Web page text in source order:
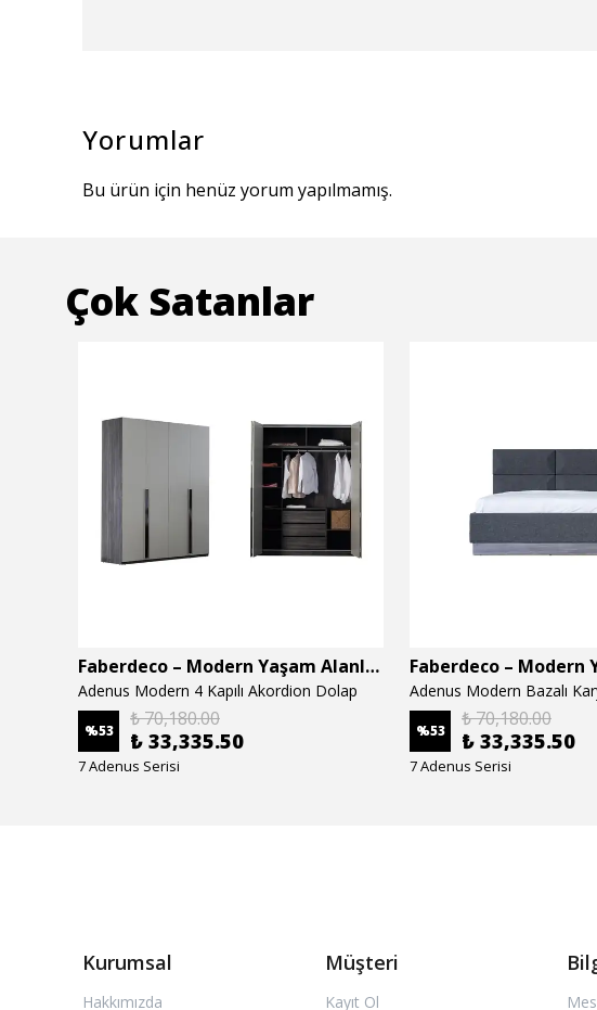
Yorumlar
Bu ürün için henüz yorum yapılmamış.
Çok Satanlar
Faberdeco – Modern Yaşam Alanları İçin Özel Tasarım Mobilyalar
Adenus Modern 4 Kapılı Akordion Dolap
%53
₺ 70,180.00
₺ 33,335.50
7 Adenus Serisi
Adenus Modern Bazalı
%53
₺ 70,180.00
₺ 33,335.50
7 Adenus Serisi
Kurumsal
Hakkımızda
Müşteri
Kayıt Ol